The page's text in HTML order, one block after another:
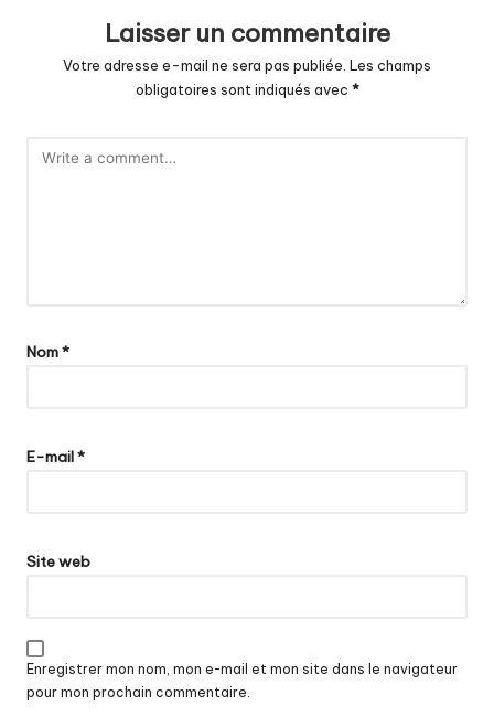
Laisser un commentaire
Votre adresse e-mail ne sera pas publiée. Les champs
obligatoires sont indiqués avec *
Nom*
E-mail*
Site web
Enregistrer mon nom, mon e-mail et mon site dans le navigateur
pour mon prochain commentaire.